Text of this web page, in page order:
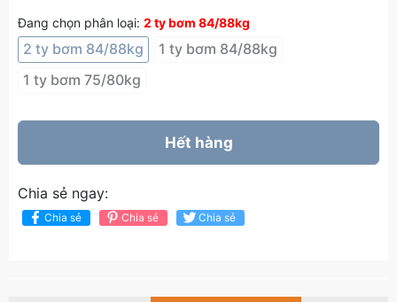
Đang chọn phân loại: 2 ty bơm 84/88kg
2 ty bơm 84/88kg
1 ty bơm 84/88kg
1 ty bơm 75/80kg
Hết hàng
Chia sẻ ngay:
Chia sẻ Chia sẻ Chia sẻ